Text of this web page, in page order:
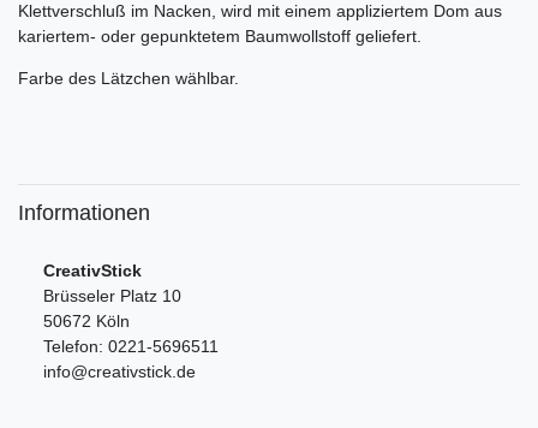
Klettverschluß im Nacken, wird mit einem appliziertem Dom aus
kariertem- oder gepunktetem Baumwollstoff geliefert.
Farbe des Lätzchen wählbar.
Informationen
CreativStick
Brüsseler Platz 10
50672 Köln
Telefon: 0221-5696511
info@creativstick.de